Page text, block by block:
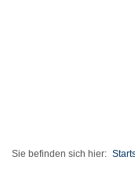
Sie befinden sich hier: